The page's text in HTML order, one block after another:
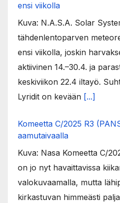
ensi viikolla
Kuva: N.A.S.A. Solar
tähdenlentoparven
ensi viikolla, joskin
aktiivinen 14.–30.4. ja
keskiviikon 22.4 iltayö.
Lyridit on kevään [...]
Komeetta C/2025 R3
aamutaivaalla
Kuva: Nasa Komeetta C/
on jo nyt havaittavissa
valokuvaamalla, mutta
kirkastuvan himmeästi